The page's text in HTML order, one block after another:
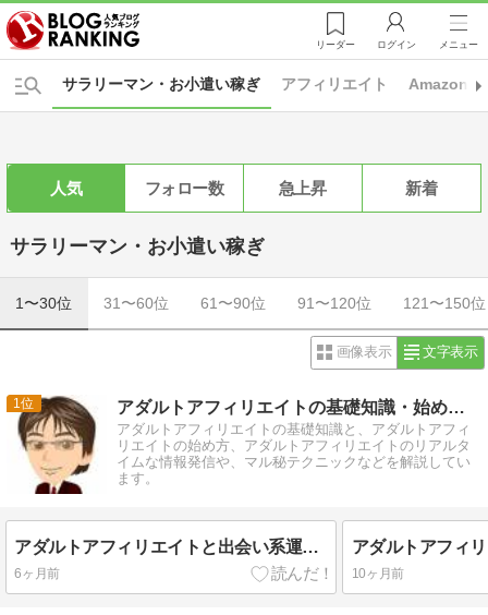
リーダー ログイン メニュー
アフィリエイト Amazon・
サラリーマン・お小遣い稼ぎ
人気 フォロー数 急上昇 新着
サラリーマン・お小遣い稼ぎ
1〜30位 31〜60位 61〜90位 91〜120位 121〜150位
画像表示 文字表示
1 アダルトアフィリエイトの基礎知識・始め方初心者講座
アダルトアフィリエイトの基礎知識と、アダルトアフィ
リエイトの始め方、アダルトアフィリエイトのリアルタ
イムな情報発信や、マル秘テクニックなどを解説してい
ます。
アダルトアフィリエイトと出会い系運用を学ぶ新刊紹介
6ヶ月前 10ヶ月前